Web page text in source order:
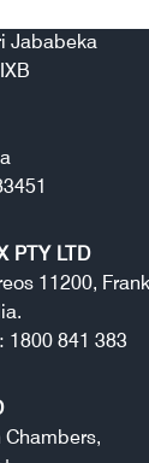
Jababeka
PTY LTD
11200,
1800 841 383
Chambers,